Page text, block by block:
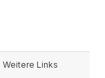
|Weitere Links